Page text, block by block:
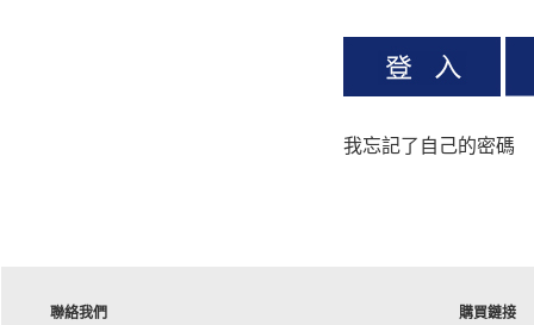
我忘記了自己的密碼
聯絡我們
購買鏈接